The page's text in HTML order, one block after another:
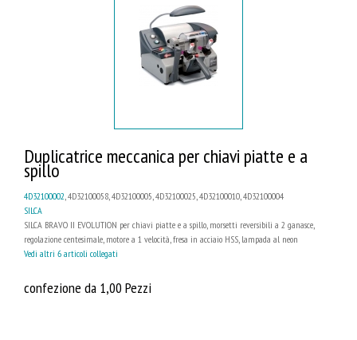
Duplicatrice meccanica per chiavi piatte e a
spillo
4D32100002, 4D32100058, 4D32100005, 4D32100025, 4D32100010, 4D32100004
SILCA
SILCA BRAVO II EVOLUTION per chiavi piatte e a spillo, morsetti reversibili a 2 ganasce,
regolazione centesimale, motore a 1 velocità, fresa in acciaio HSS, lampada al neon
Vedi altri 6 articoli collegati
confezione da 1,00 Pezzi